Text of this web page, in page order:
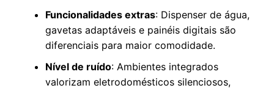
Funcionalidades extras: Dispenser de água,
gavetas adaptáveis e painéis digitais são
diferenciais para maior comodidade.
Nível de ruído: Ambientes integrados
valorizam eletrodomésticos silenciosos,